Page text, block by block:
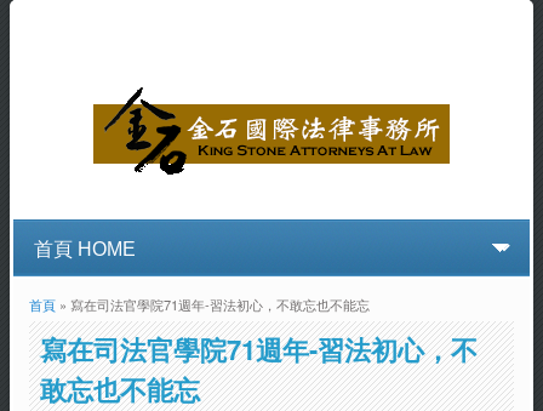
您在這裡
首頁» 寫在司法官學院71週年-習法初心，不敢忘也不能忘
寫在司法官學院71週年-習法初心，不
敢忘也不能忘